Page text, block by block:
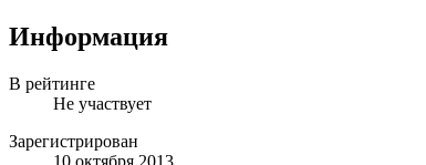
Информация
В рейтинге
Не участвует
Зарегистрирован
10 октября 2013